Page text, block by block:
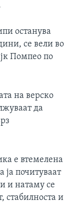
останува
се вели во
Помпео по
на верско
да
е втемелена
ја почитуваат
и натаму се
стабилноста и